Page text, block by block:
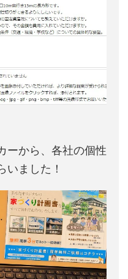
ーから、各社の個性
いました！